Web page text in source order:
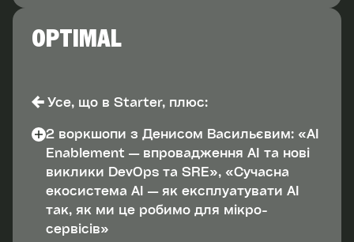
OPTIMAL
Усе, що в Starter, плюс:
2 воркшопи з Денисом Васильєвим: «AI
Enablement — впровадження AI та нові
виклики DevOps та SRE», «Сучасна
екосистема AI — як експлуатувати AI
так, як ми це робимо для мікро-
сервісів»